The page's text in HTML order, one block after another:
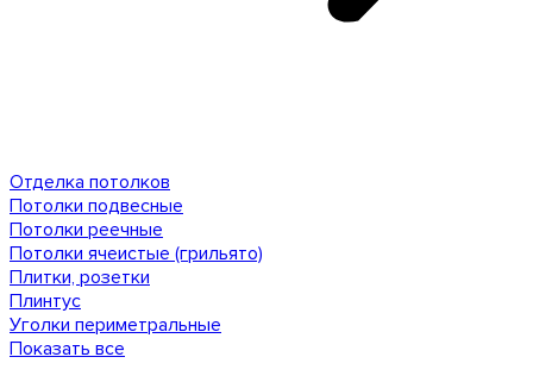
Отделка потолков
Потолки подвесные
Потолки реечные
Потолки ячеистые (грильято)
Плитки, розетки
Плинтус
Уголки периметральные
Показать все